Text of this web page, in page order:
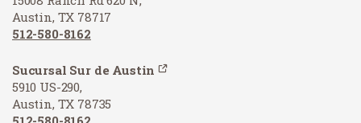
Austin, TX 78717
512-580-8162
Sucursal Sur de Austin
5910 US-290,
Austin, TX 78735